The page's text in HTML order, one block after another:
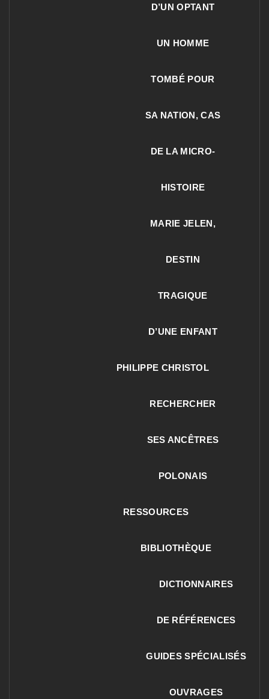
D’UN OPTANT
UN HOMME
TOMBÉ POUR
SA NATION, CAS
DE LA MICRO-
HISTOIRE
MARIE JELEN,
DESTIN
TRAGIQUE
D’UNE ENFANT
PHILIPPE CHRISTOL
RECHERCHER
SES ANCÊTRES
POLONAIS
RESSOURCES
BIBLIOTHÈQUE
DICTIONNAIRES
DE RÉFÉRENCES
GUIDES SPÉCIALISÉS
OUVRAGES